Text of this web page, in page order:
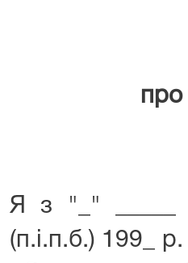
про
Я з "_" _____
(п.і.п.б.) 199_